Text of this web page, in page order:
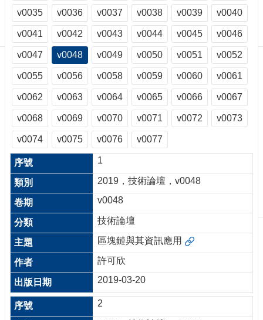
最
新
消
息
關
於
我
們
出
版
刊
物
校
務
服
務
專
題
報
導
技
v0035 v0036 v0037 v0038 v0039 v0040
v0041 v0042 v0043 v0044 v0045 v0046
v0047 v0048 v0049 v0050 v0051 v0052
v0055 v0056 v0058 v0059 v0060 v0061
v0062 v0063 v0064 v0065 v0066 v0067
v0068 v0069 v0070 v0071 v0072 v0073
v0074 v0075 v0076 v0077
1
2019，技術論壇，v0048
v0048
技術論壇
區塊鏈與其資訊應用
許可欣
2019-03-20
2